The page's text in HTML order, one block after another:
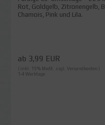
Rot, Goldgelb, Zitronengelb,
Chamois, Pink und Lila.
ab 3,99 EUR
( inkl. 19 % MwSt. zzgl. Versandkosten )
1-4 Werktage